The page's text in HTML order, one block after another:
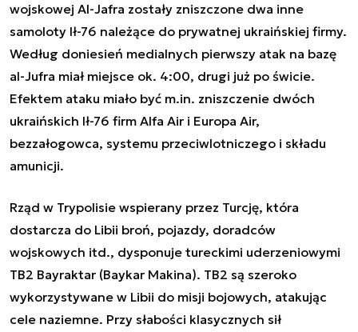
wojskowej Al-Jafra zostały zniszczone dwa inne
samoloty Ił-76 należące do prywatnej ukraińskiej firmy.
Według doniesień medialnych pierwszy atak na bazę
al-Jufra miał miejsce ok. 4:00, drugi już po świcie.
Efektem ataku miało być m.in. zniszczenie dwóch
ukraińskich Ił-76 firm Alfa Air i Europa Air,
bezzałogowca, systemu przeciwlotniczego i składu
amunicji.
Rząd w Trypolisie wspierany przez Turcję, która
dostarcza do Libii broń, pojazdy, doradców
wojskowych itd., dysponuje tureckimi uderzeniowymi
TB2 Bayraktar (Baykar Makina). TB2 są szeroko
wykorzystywane w Libii do misji bojowych, atakując
cele naziemne. Przy słabości klasycznych sił